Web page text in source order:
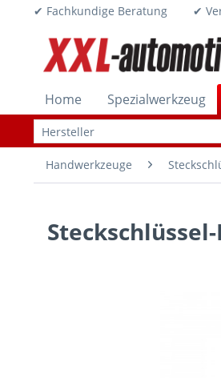
✔ Fachkundige Beratung ✔
Home Spezialwerkzeug
Handwerkzeuge